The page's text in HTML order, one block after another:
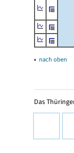
▴ nach oben
Das